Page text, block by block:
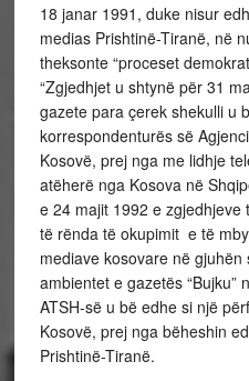
18 janar 1991, duke nisur
medias Prishtinë-Tiranë, në
theksonte “proceset
“Zgjedhjet u shtynë për 31
gazete para çerek shekulli u
korrespondenturës së
Kosovë, prej nga me lidhje
atëherë nga Kosova në
e 24 majit 1992 e
të rënda të okupimit e të
mediave kosovare në
ambientet e gazetës “Bujku”
ATSH-së u bë edhe si një
Kosovë, prej nga bëheshin
Prishtinë-Tiranë.